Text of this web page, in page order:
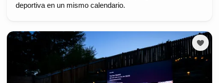
deportiva en un mismo calendario.